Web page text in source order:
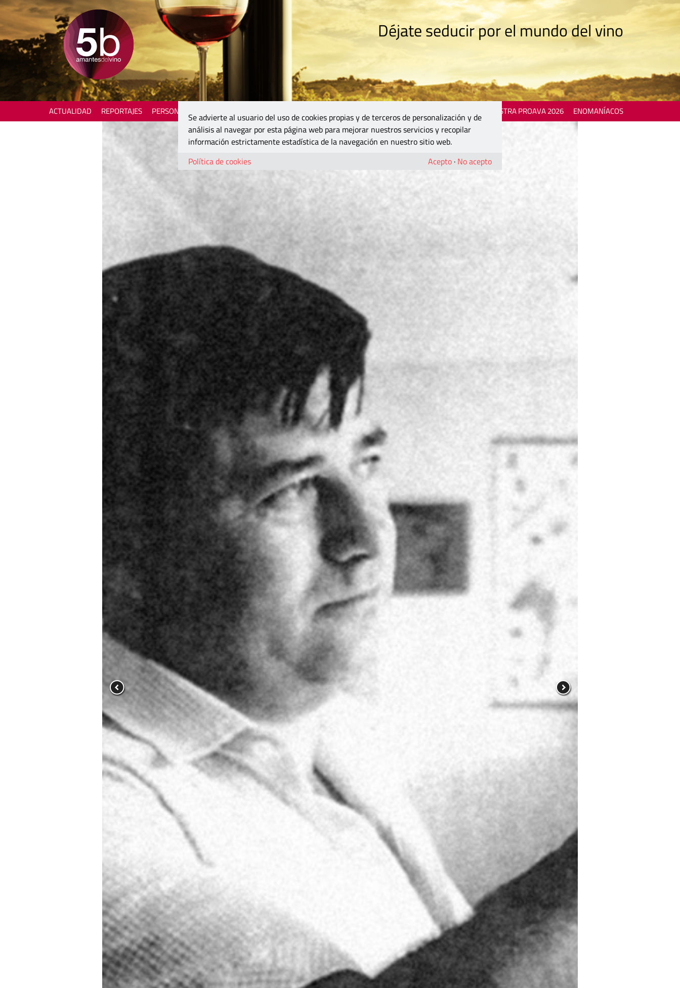
Déjate seducir por el mundo del vino
ACTUALIDAD REPORTAJES PERSONAJES MOSTRA PROAVA 2026 ENOMANÍACOS
Se advierte al usuario del uso de cookies propias y de terceros de personalización y de
análisis al navegar por esta página web para mejorar nuestros servicios y recopilar
información estrictamente estadística de la navegación en nuestro sitio web.
Política de cookies
Acepto · No acepto